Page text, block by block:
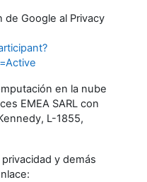
de Google al Privacy
en la nube
EMEA SARL con
L-1855,
y demás